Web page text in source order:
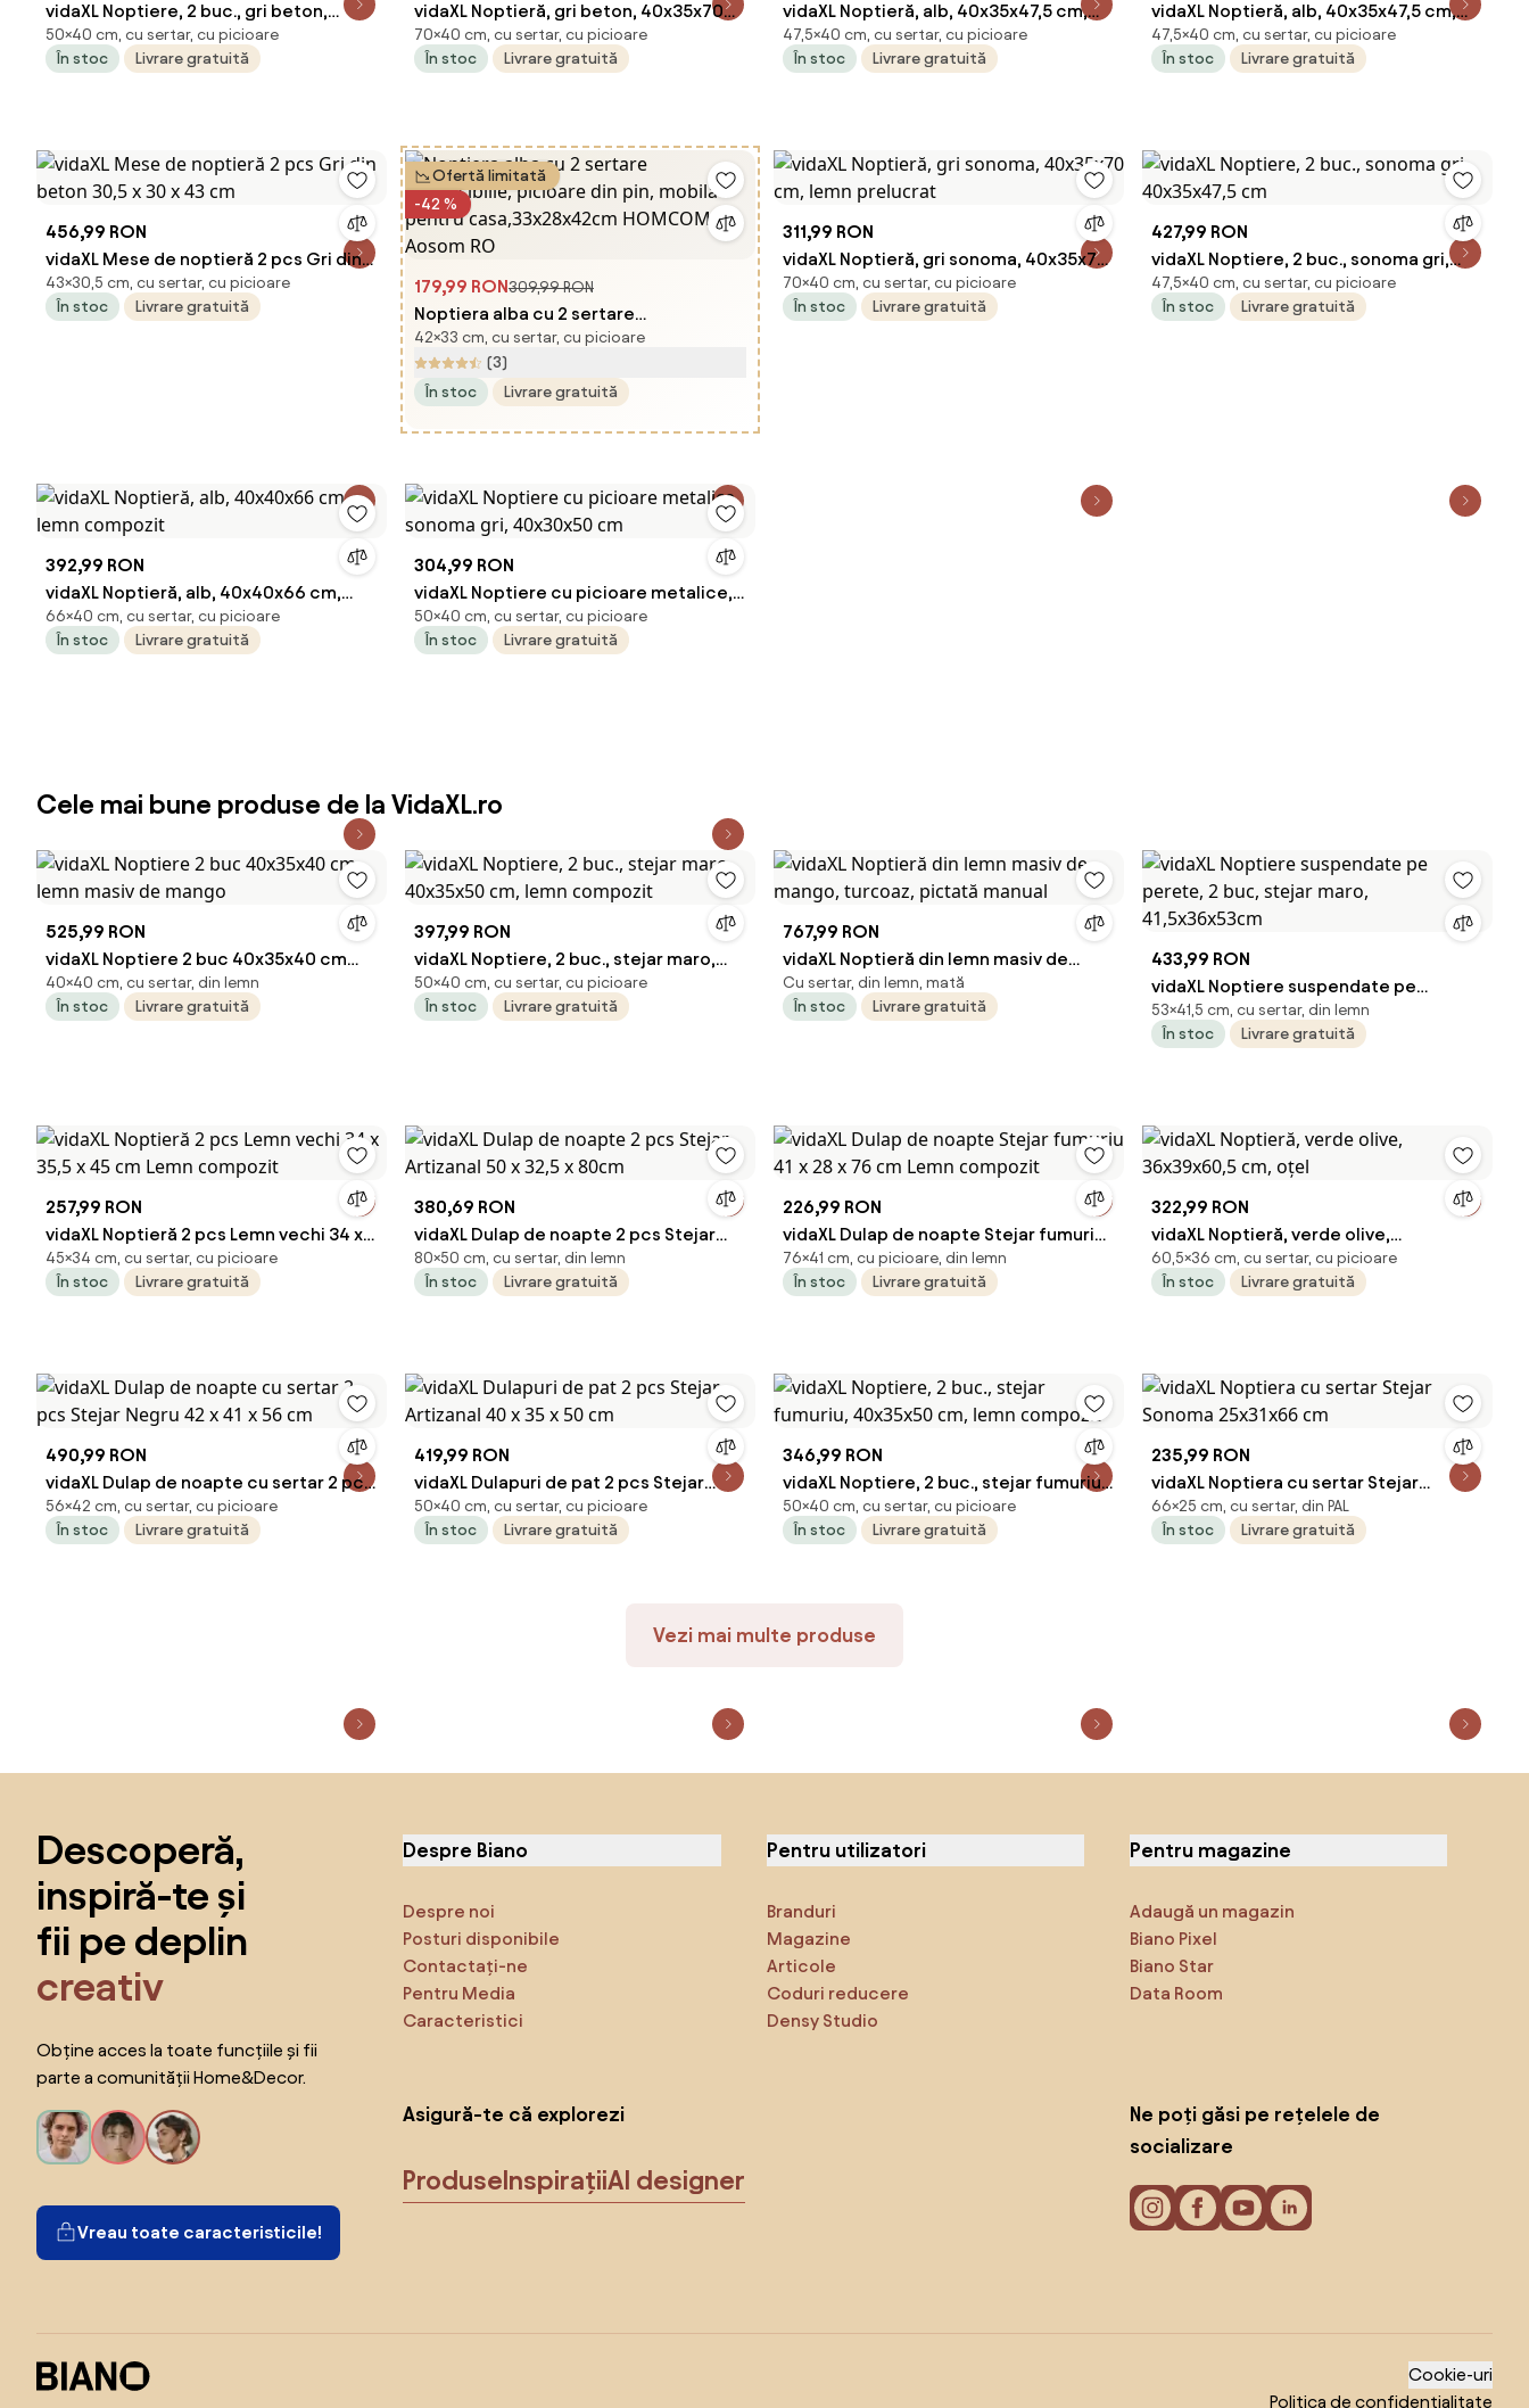
vidaXL Noptiere, 2 buc., gri beton,
40x30x50 cm, lemn compozit
50×40 cm, cu sertar, cu picioare
În stoc
Livrare gratuită
vidaXL Noptieră, gri beton, 40x35x70
cm, lemn prelucrat
70×40 cm, cu sertar, cu picioare
În stoc
Livrare gratuită
vidaXL Noptieră, alb, 40x35x47,5 cm,
lemn compozit
47,5×40 cm, cu sertar, cu picioare
În stoc
Livrare gratuită
vidaXL Noptieră, alb, 40x35x47,5 cm,
lemn compozit
47,5×40 cm, cu sertar, cu picioare
În stoc
Livrare gratuită
456,99 RON
vidaXL Mese de noptieră 2 pcs Gri din
beton 30,5 x 30 x 43 cm
43×30,5 cm, cu sertar, cu picioare
În stoc
Livrare gratuită
Ofertă limitată
-42 %
179,99 RON309,99 RON
Noptiera alba cu 2 sertare
extemsibilie, picioare din pin, mobila
pentru casa,33x28x42cm HOMCOM |
Aosom RO
42×33 cm, cu sertar, cu picioare
(3)
În stoc
Livrare gratuită
311,99 RON
vidaXL Noptieră, gri sonoma, 40x35x70
cm, lemn prelucrat
70×40 cm, cu sertar, cu picioare
În stoc
Livrare gratuită
427,99 RON
vidaXL Noptiere, 2 buc., sonoma gri,
40x35x47,5 cm
47,5×40 cm, cu sertar, cu picioare
În stoc
Livrare gratuită
392,99 RON
vidaXL Noptieră, alb, 40x40x66 cm,
lemn compozit
66×40 cm, cu sertar, cu picioare
În stoc
Livrare gratuită
304,99 RON
vidaXL Noptiere cu picioare metalice,
sonoma gri, 40x30x50 cm
50×40 cm, cu sertar, cu picioare
În stoc
Livrare gratuită
Cele mai bune produse de la VidaXL.ro
525,99 RON
vidaXL Noptiere 2 buc 40x35x40 cm
lemn masiv de mango
40×40 cm, cu sertar, din lemn
În stoc
Livrare gratuită
397,99 RON
vidaXL Noptiere, 2 buc., stejar maro,
40x35x50 cm, lemn compozit
50×40 cm, cu sertar, cu picioare
În stoc
Livrare gratuită
767,99 RON
vidaXL Noptieră din lemn masiv de
mango, turcoaz, pictată manual
Cu sertar, din lemn, mată
În stoc
Livrare gratuită
433,99 RON
vidaXL Noptiere suspendate pe
perete, 2 buc, stejar maro,
41,5x36x53cm
53×41,5 cm, cu sertar, din lemn
În stoc
Livrare gratuită
257,99 RON
vidaXL Noptieră 2 pcs Lemn vechi 34 x
35,5 x 45 cm Lemn compozit
45×34 cm, cu sertar, cu picioare
În stoc
Livrare gratuită
380,69 RON
vidaXL Dulap de noapte 2 pcs Stejar
Artizanal 50 x 32,5 x 80cm
80×50 cm, cu sertar, din lemn
În stoc
Livrare gratuită
226,99 RON
vidaXL Dulap de noapte Stejar fumuriu
41 x 28 x 76 cm Lemn compozit
76×41 cm, cu picioare, din lemn
În stoc
Livrare gratuită
322,99 RON
vidaXL Noptieră, verde olive,
36x39x60,5 cm, oțel
60,5×36 cm, cu sertar, cu picioare
În stoc
Livrare gratuită
490,99 RON
vidaXL Dulap de noapte cu sertar 2 pcs
Stejar Negru 42 x 41 x 56 cm
56×42 cm, cu sertar, cu picioare
În stoc
Livrare gratuită
419,99 RON
vidaXL Dulapuri de pat 2 pcs Stejar
Artizanal 40 x 35 x 50 cm
50×40 cm, cu sertar, cu picioare
În stoc
Livrare gratuită
346,99 RON
vidaXL Noptiere, 2 buc., stejar fumuriu,
40x35x50 cm, lemn compozit
50×40 cm, cu sertar, cu picioare
În stoc
Livrare gratuită
235,99 RON
vidaXL Noptiera cu sertar Stejar
Sonoma 25x31x66 cm
66×25 cm, cu sertar, din PAL
În stoc
Livrare gratuită
Vezi mai multe produse
Descoperă,
inspiră-te și
fii pe deplin
creativ
Obține acces la toate funcțiile și fii
parte a comunității Home&Decor.
Vreau toate caracteristicile!
Despre Biano
Despre noi
Posturi disponibile
Contactați-ne
Pentru Media
Caracteristici
Pentru utilizatori
Branduri
Magazine
Articole
Coduri reducere
Densy Studio
Pentru magazine
Adaugă un magazin
Biano Pixel
Biano Star
Data Room
Asigură-te că explorezi
ProduseInspirațiiAI designer
Ne poți găsi pe rețelele de
socializare
Cookie-uri
Politica de confidențialitate